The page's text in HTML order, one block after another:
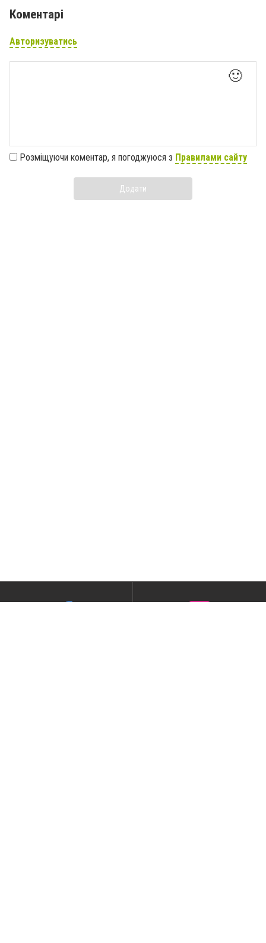
Коментарі
Авторизуватись
🙂
Розміщуючи коментар, я погоджуюся з Правилами сайту
Додати